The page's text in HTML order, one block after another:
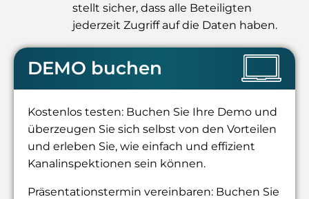
stellt sicher, dass alle Beteiligten
jederzeit Zugriff auf die Daten haben.
DEMO buchen
Kostenlos testen: Buchen Sie Ihre Demo und
überzeugen Sie sich selbst von den Vorteilen
und erleben Sie, wie einfach und effizient
Kanalinspektionen sein können.
Präsentationstermin vereinbaren: Buchen Sie